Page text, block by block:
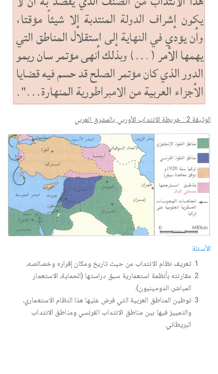
الوثيقة 2 : خريطة الانتداب الأوربي بالمشرق العربي
الأسئلة
تعريف نظام الانتداب من حيث تاريخ ومكان إقراره وخصائصه،
مقارنته بأنظمة استعمارية سبق دراستها (الحماية، الاستعمار
المباشر، الدومينيون).
توطين المناطق العربية التي فرض عليها هذا النظام الاستعماري،
والتمييز فيها بين مناطق الانتداب الفرنسي ومناطق الانتداب
البريطاني.